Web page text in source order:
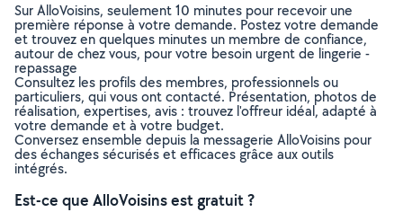
Sur AlloVoisins, seulement 10 minutes pour recevoir une
première réponse à votre demande. Postez votre demande
et trouvez en quelques minutes un membre de confiance,
autour de chez vous, pour votre besoin urgent de lingerie -
repassage
Consultez les profils des membres, professionnels ou
particuliers, qui vous ont contacté. Présentation, photos de
réalisation, expertises, avis : trouvez l'offreur idéal, adapté à
votre demande et à votre budget.
Conversez ensemble depuis la messagerie AlloVoisins pour
des échanges sécurisés et efficaces grâce aux outils
intégrés.
Est-ce que AlloVoisins est gratuit ?